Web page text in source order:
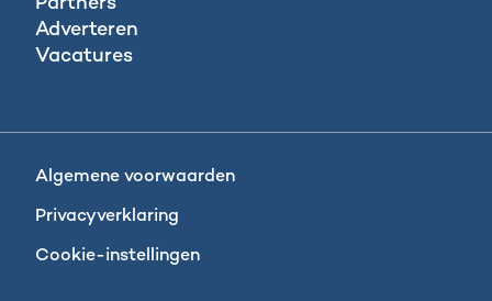
Adverteren
Vacatures
Algemene voorwaarden
Privacyverklaring
Cookie-instellingen